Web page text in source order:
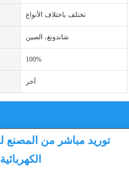
تختلف باختلاف الأنواع
شاندونغ، الصين
100%
آخر
الكهربائية